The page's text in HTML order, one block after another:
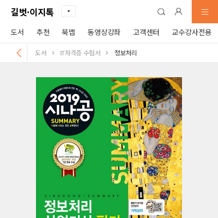
길벗·이지톡
도서 추천 북맵 동영상강좌 고객센터 교수강사전용
도서 IT자격증 수험서 정보처리